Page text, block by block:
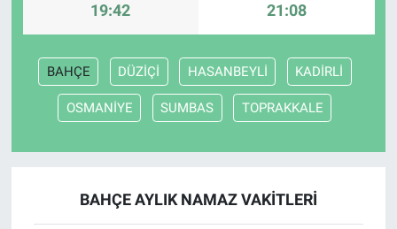
19:42 21:08
BAHÇE DÜZİÇİ HASANBEYLİ KADİRLİ
OSMANİYE SUMBAS TOPRAKKALE
BAHÇE AYLIK NAMAZ VAKITLERI